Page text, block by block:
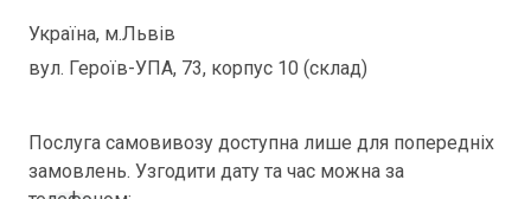
Україна, м.Львів
вул. Героїв-УПА, 73, корпус 10 (склад)
Послуга самовивозу доступна лише для попередніх
замовлень. Узгодити дату та час можна за